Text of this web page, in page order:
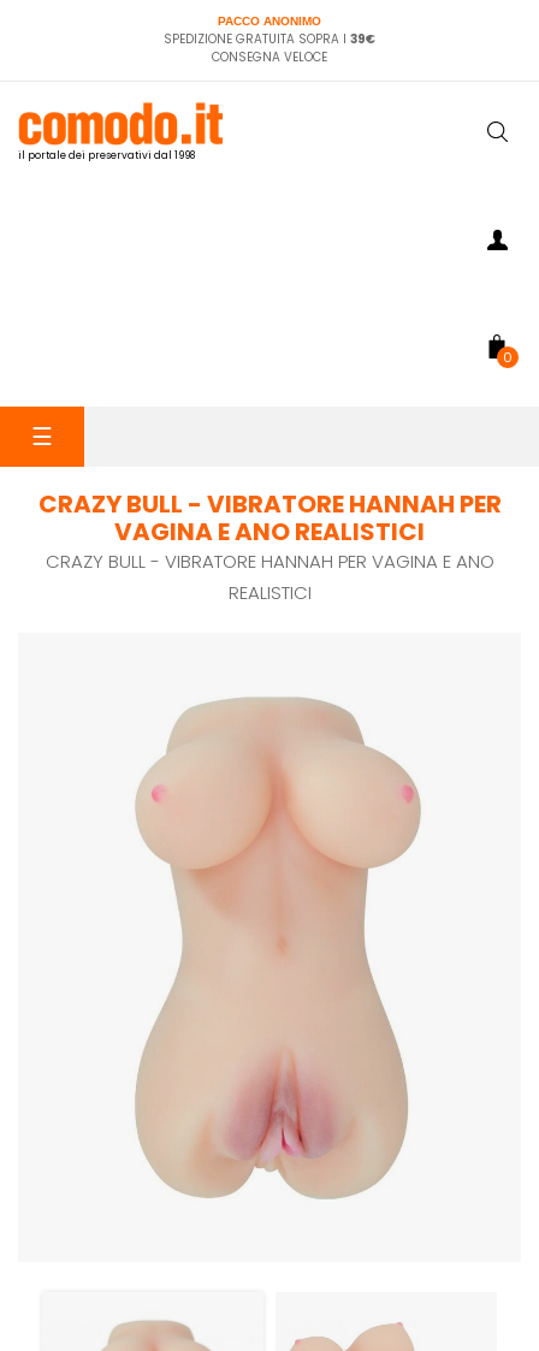
PACCO ANONIMO
SPEDIZIONE GRATUITA SOPRA I 39€
CONSEGNA VELOCE
il portale dei preservativi dal 1998
0
navigazione
☰
CRAZY BULL - VIBRATORE HANNAH PER
VAGINA E ANO REALISTICI
CRAZY BULL - VIBRATORE HANNAH PER VAGINA E ANO
REALISTICI